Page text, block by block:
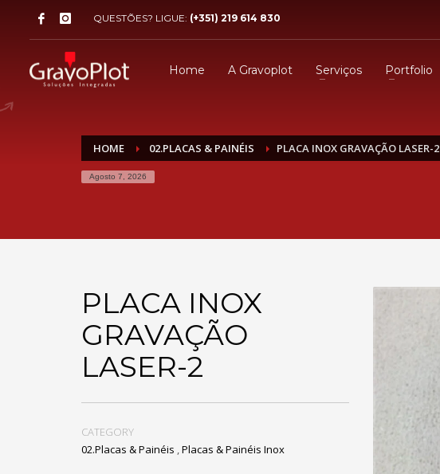
QUESTÕES? LIGUE: (+351) 219 614 830
Home A Gravoplot Serviços Portfolio
HOME 02.PLACAS & PAINÉIS PLACA INOX GRAVAÇÃO LASER-2
Agosto 7, 2026
PLACA INOX
GRAVAÇÃO
LASER-2
CATEGORY
02.Placas & Painéis ,Placas & Painéis Inox